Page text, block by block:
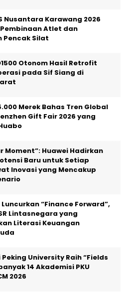
Nusantara Karawang 2026
Atlet dan
Pencak Silat
Otonom Hasil Retrofit
pada Sif Siang di
Merek Bahas Tren Global
Gift Fair 2026 yang
Moment”: Huawei Hadirkan
Baru untuk Setiap
Inovasi yang Mencakup
“Finance Forward”,
Lintasnegara yang
Literasi Keuangan
University Raih “Fields
14 Akademisi PKU
2026